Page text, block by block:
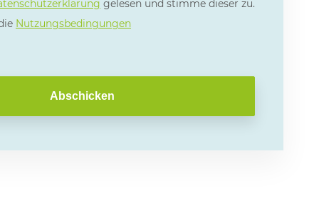
gelesen und stimme dieser zu.
Nutzungsbedingungen
Abschicken